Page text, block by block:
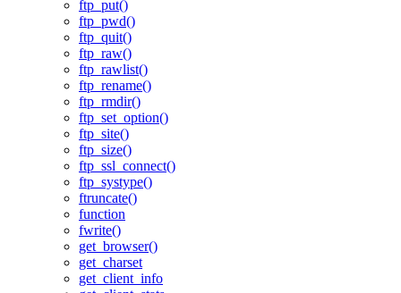
ftp_put()
ftp_pwd()
ftp_quit()
ftp_raw()
ftp_rawlist()
ftp_rename()
ftp_rmdir()
ftp_set_option()
ftp_site()
ftp_size()
ftp_ssl_connect()
ftp_systype()
ftruncate()
function
fwrite()
get_browser()
get_charset
get_client_info